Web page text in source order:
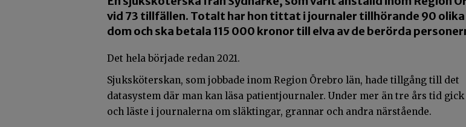
vid 73 tillfällen. Totalt har hon tittat i journaler tillhörande 90
dom och ska betala 115 000 kronor till elva av de berörda
Det hela började redan 2021.
Sjuksköterskan, som jobbade inom Region Örebro län, hade tillgång till det
datasystem där man kan läsa patientjournaler. Under mer än tre års tid
och läste i journalerna om släktingar, grannar och andra närstående.